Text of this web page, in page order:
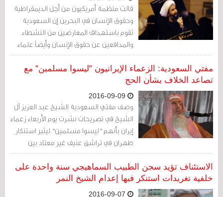
اسم "قروب البسطة".
قالت منظمة أمريكيون من أجل الديمقراطية
وحقوق الإنسان في البحرين إن السعودية
تقوم باستهداف المعارضين من النشطاء
والمدافعين عن حقوق الإنسان وأيضاً علماء
الدين الشيعة.
مفتي السعودية: الزعماء الإيرانيون "ليسوا مسلمين" مع
تصاعد الخلاف بشأن الحج
وصف مفتي السعودية الشيخ عبد العزيز آل
الشيخ في تصريحات نشرت يوم الأربعاء زعماء
إيران بأنهم "ليسوا مسلمين" ليثير استنكار
طهران في تراشق عنيف غير معتاد بين
القوتين الإقليميتين المتنافستين فيما يتعلق
بإدارة الحج.
الاستئناف تؤيد سجن الطبيب السماهيجي سنة واحدة على
خلفية تغريدات استنكر فيها إعدام الشيخ النمر